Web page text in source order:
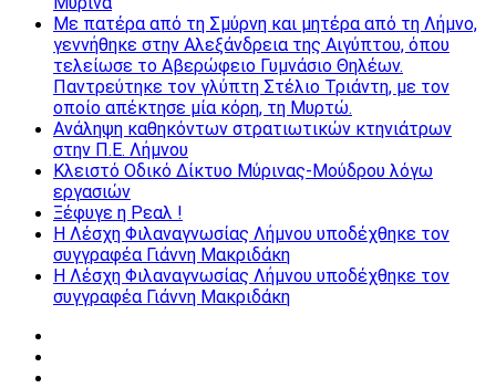
Με πατέρα από τη Σμύρνη και μητέρα από τη Λήμνο,
γεννήθηκε στην Αλεξάνδρεια της Αιγύπτου, όπου
τελείωσε το Αβερώφειο Γυμνάσιο Θηλέων.
Παντρεύτηκε τον γλύπτη Στέλιο Τριάντη, με τον
οποίο απέκτησε μία κόρη, τη Μυρτώ.
Ανάληψη καθηκόντων στρατιωτικών κτηνιάτρων
στην Π.Ε. Λήμνου
Κλειστό Οδικό Δίκτυο Μύρινας-Μούδρου λόγω
εργασιών
Ξέφυγε η Ρεαλ !
Η Λέσχη Φιλαναγνωσίας Λήμνου υποδέχθηκε τον
συγγραφέα Γιάννη Μακριδάκη
Η Λέσχη Φιλαναγνωσίας Λήμνου υποδέχθηκε τον
συγγραφέα Γιάννη Μακριδάκη